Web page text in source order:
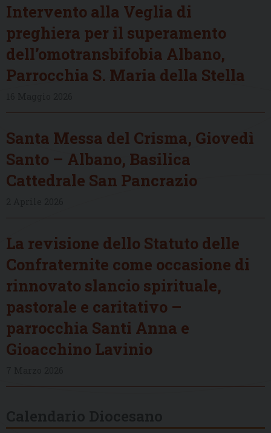
Intervento alla Veglia di
preghiera per il superamento
dell’omotransbifobia Albano,
Parrocchia S. Maria della Stella
Santa Messa del Crisma, Giovedì
Santo – Albano, Basilica
Cattedrale San Pancrazio
La revisione dello Statuto delle
Confraternite come occasione di
rinnovato slancio spirituale,
pastorale e caritativo –
parrocchia Santi Anna e
Gioacchino Lavinio